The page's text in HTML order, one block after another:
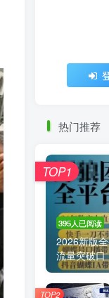
热门推荐
395人已阅读
2026新版
流量突破口
TOP1
热门推荐
395人已阅读
2026新版
流量突破口
TOP1
TOP2